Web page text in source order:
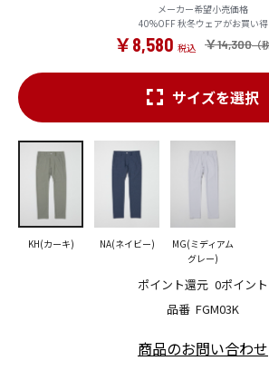
メーカー希望小売価格
40%OFF 秋冬ウェアがお買い得
￥14,300
￥8,580
品番 FGM03K
ポイント還元 0ポイント
サイズを選択
KH(カーキ) NA(ネイビー)
MG(ミディアム
グレー)
商品のお問い合わせ